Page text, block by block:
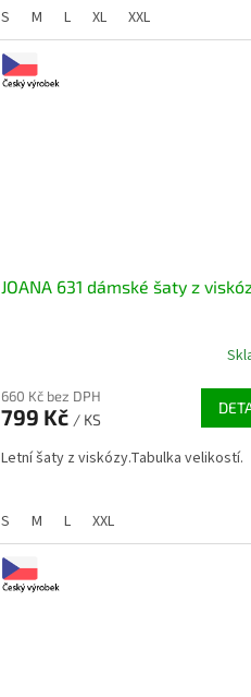
S
M L XL XXL
JOANA 631 dámské šaty z
660 Kč bez DPH
799 Kč / KS
Letní šaty z viskózy.Tabulka velikostí.
S M L XXL